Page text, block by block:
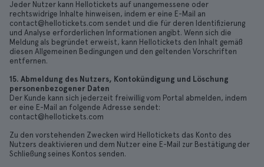
Jeder Nutzer kann Hellotickets auf unangemessene oder
rechtswidrige Inhalte hinweisen, indem er eine E-Mail an
contact@hellotickets.com sendet und die für deren Identifizierung
und Analyse erforderlichen Informationen angibt. Wenn sich die
Meldung als begründet erweist, kann Hellotickets den Inhalt gemäß
diesen Allgemeinen Bedingungen und den geltenden Vorschriften
entfernen.
15. Abmeldung des Nutzers, Kontokündigung und Löschung
personenbezogener Daten
Der Kunde kann sich jederzeit freiwillig vom Portal abmelden, indem
er eine E-Mail an folgende Adresse sendet:
contact@hellotickets.com
Zu den vorstehenden Zwecken wird Hellotickets das Konto des
Nutzers deaktivieren und dem Nutzer eine E-Mail zur Bestätigung der
Schließung seines Kontos senden.